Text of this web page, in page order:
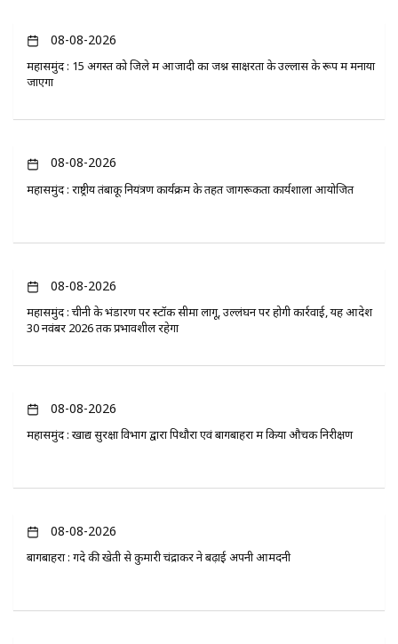
08-08-2026
महासमुंद : 15 अगस्त को जिले में आजादी का जश्न साक्षरता के उल्लास के रूप में मनाया
जाएगा
08-08-2026
महासमुंद : राष्ट्रीय तंबाकू नियंत्रण कार्यक्रम के तहत जागरूकता कार्यशाला आयोजित
08-08-2026
महासमुंद : चीनी के भंडारण पर स्टॉक सीमा लागू, उल्लंघन पर होगी कार्रवाई, यह आदेश
30 नवंबर 2026 तक प्रभावशील रहेगा
08-08-2026
महासमुंद : खाद्य सुरक्षा विभाग द्वारा पिथौरा एवं बागबाहरा में किया औचक निरीक्षण
08-08-2026
बागबाहरा : गेंदे की खेती से कुमारी चंद्राकर ने बढ़ाई अपनी आमदनी